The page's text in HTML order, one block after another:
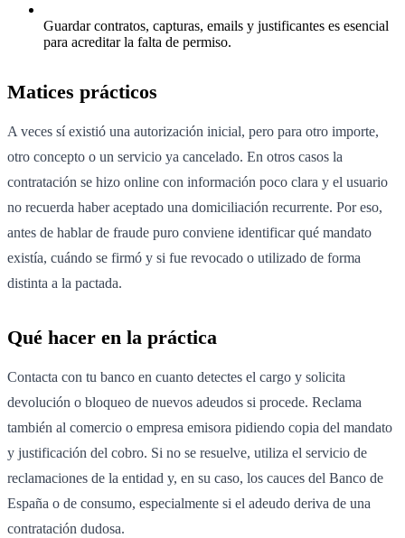
Guardar contratos, capturas, emails y justificantes es esencial
para acreditar la falta de permiso.
Matices prácticos
A veces sí existió una autorización inicial, pero para otro importe,
otro concepto o un servicio ya cancelado. En otros casos la
contratación se hizo online con información poco clara y el usuario
no recuerda haber aceptado una domiciliación recurrente. Por eso,
antes de hablar de fraude puro conviene identificar qué mandato
existía, cuándo se firmó y si fue revocado o utilizado de forma
distinta a la pactada.
Qué hacer en la práctica
Contacta con tu banco en cuanto detectes el cargo y solicita
devolución o bloqueo de nuevos adeudos si procede. Reclama
también al comercio o empresa emisora pidiendo copia del mandato
y justificación del cobro. Si no se resuelve, utiliza el servicio de
reclamaciones de la entidad y, en su caso, los cauces del Banco de
España o de consumo, especialmente si el adeudo deriva de una
contratación dudosa.